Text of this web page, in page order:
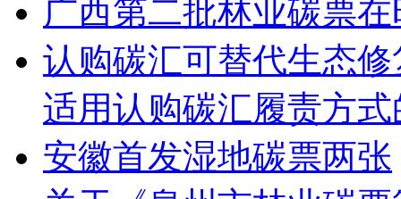
广西第二批林业碳票
认购碳汇可替代生态
适用认购碳汇履责方
安徽首发湿地碳票两张